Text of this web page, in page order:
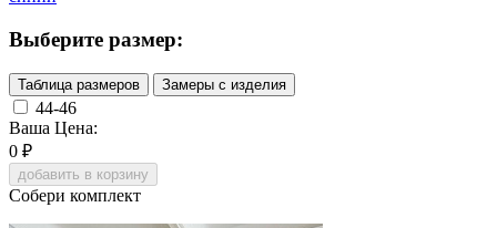
Выберите размер:
Таблица размеров Замеры с изделия
44-46
Ваша Цена:
0 ₽
добавить в корзину
Собери комплект